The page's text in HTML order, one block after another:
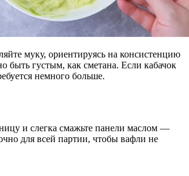
муку, ориентируясь на консистенцию
быть густым, как сметана. Если кабачок
немного больше.
и слегка смажьте панели маслом —
для всей партии, чтобы вафли не